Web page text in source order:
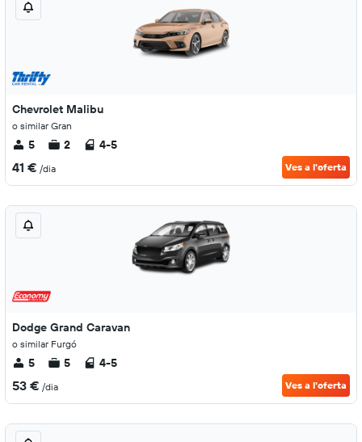
Chevrolet Malibu
o similar Gran
5 2 4-5
41 € /dia Ves a l'oferta
Dodge Grand Caravan
o similar Furgó
5 5 4-5
53 € /dia Ves a l'oferta